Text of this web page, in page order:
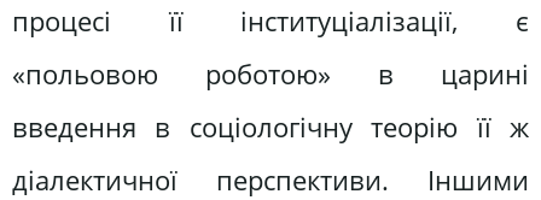
процесі її інституціалізації, є
«польовою роботою» в царині
введення в соціологічну теорію її ж
діалектичної перспективи. Іншими